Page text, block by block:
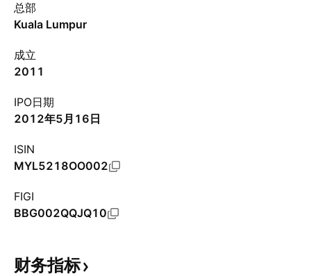
总部
Kuala Lumpur
成立
2011
IPO日期
2012年5月16日
ISIN
MYL5218OO002
FIGI
BBG002QQJQ10
财务指标